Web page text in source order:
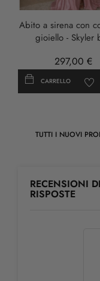
Abito a sirena con
gioiello - Skyler
297,00 €
CARRELLO
TUTTI I NUOVI
RECENSIONI
RISPOSTE